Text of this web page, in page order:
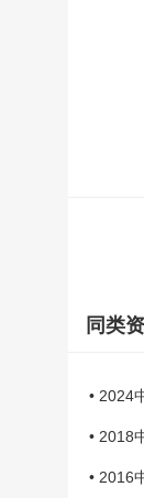
同类
• 2024
• 2018
• 2016